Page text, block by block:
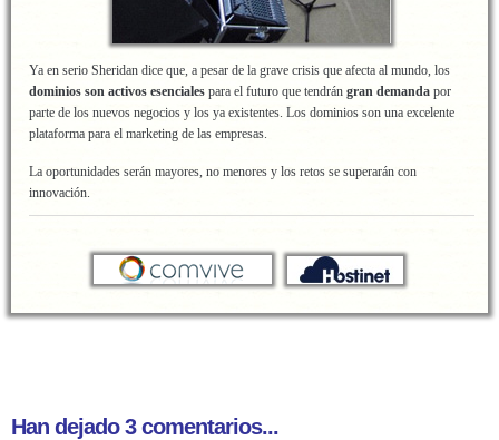
Ya en serio Sheridan dice que, a pesar de la grave crisis que afecta al mundo, los
dominios son activos esenciales para el futuro que tendrán gran demanda por
parte de los nuevos negocios y los ya existentes. Los dominios son una excelente
plataforma para el marketing de las empresas.
La oportunidades serán mayores, no menores y los retos se superarán con
innovación.
Han dejado 3 comentarios...